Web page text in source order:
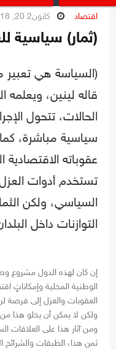
اقتصاد كانون2 20, 2018
(ثمار) سياسية
(السياسة هي
قاله لينين،
الحالات، تتحول
سياسية مباشرة،
عقوباته
تستخدم أدوات
السياسي، ولكن
التوازنات داخل
إن كان لهذه الدول مشروع
الوطنية المحلية وإمكاناتٍ
العقوبات والعزل إلى فرصة
ولكن لا يمكن أن يخلو هذا
ومن آثار هذا على العلاقات
ثمن هذا، الطبقات والشرائح